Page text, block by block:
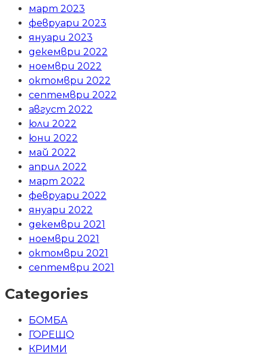
март 2023
февруари 2023
януари 2023
декември 2022
ноември 2022
октомври 2022
септември 2022
август 2022
юли 2022
юни 2022
май 2022
април 2022
март 2022
февруари 2022
януари 2022
декември 2021
ноември 2021
октомври 2021
септември 2021
Categories
БОМБА
ГОРЕЩО
КРИМИ